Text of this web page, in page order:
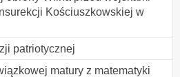
Kościuszkowskiej w
patriotycznej
matury z matematyki